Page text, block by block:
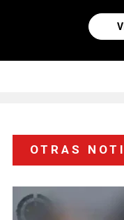
OTRAS